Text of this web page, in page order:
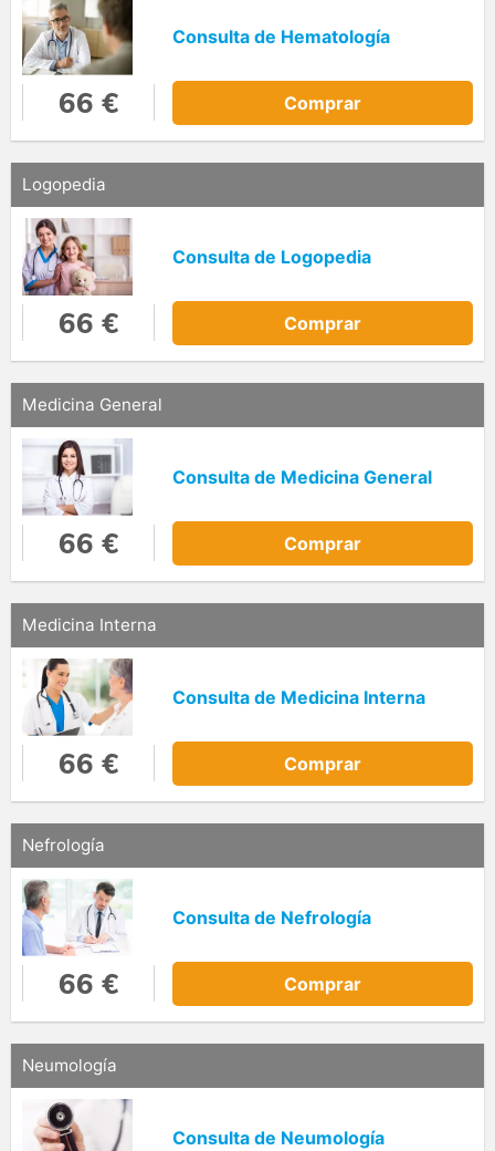
Consulta de Hematología
66 € Comprar
Logopedia
Consulta de Logopedia
66 € Comprar
Medicina General
Consulta de Medicina General
66 € Comprar
Medicina Interna
Consulta de Medicina Interna
66 € Comprar
Nefrología
Consulta de Nefrología
66 € Comprar
Neumología
Consulta de Neumología